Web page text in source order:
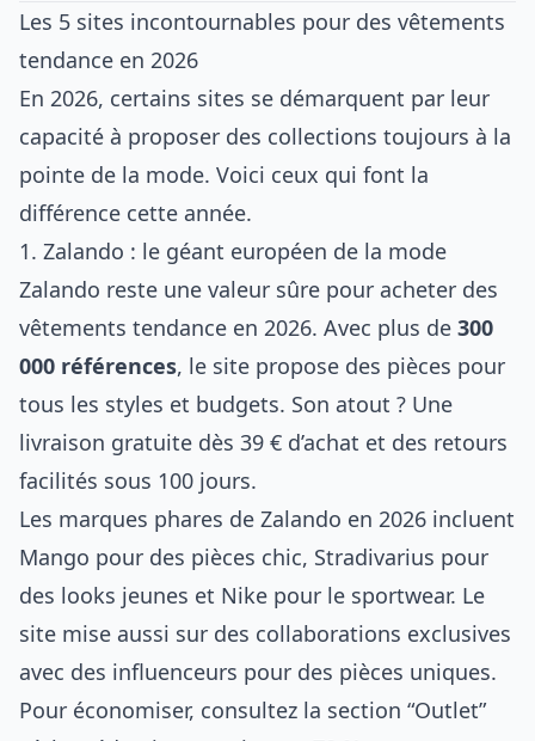
Les 5 sites incontournables pour des vêtements
tendance en 2026
En 2026, certains sites se démarquent par leur
capacité à proposer des collections toujours à la
pointe de la mode. Voici ceux qui font la
différence cette année.
1. Zalando : le géant européen de la mode
Zalando reste une valeur sûre pour acheter des
vêtements tendance en 2026. Avec plus de 300
000 références, le site propose des pièces pour
tous les styles et budgets. Son atout ? Une
livraison gratuite dès 39 € d’achat et des retours
facilités sous 100 jours.
Les marques phares de Zalando en 2026 incluent
Mango pour des pièces chic, Stradivarius pour
des looks jeunes et Nike pour le sportwear. Le
site mise aussi sur des collaborations exclusives
avec des influenceurs pour des pièces uniques.
Pour économiser, consultez la section “Outlet”